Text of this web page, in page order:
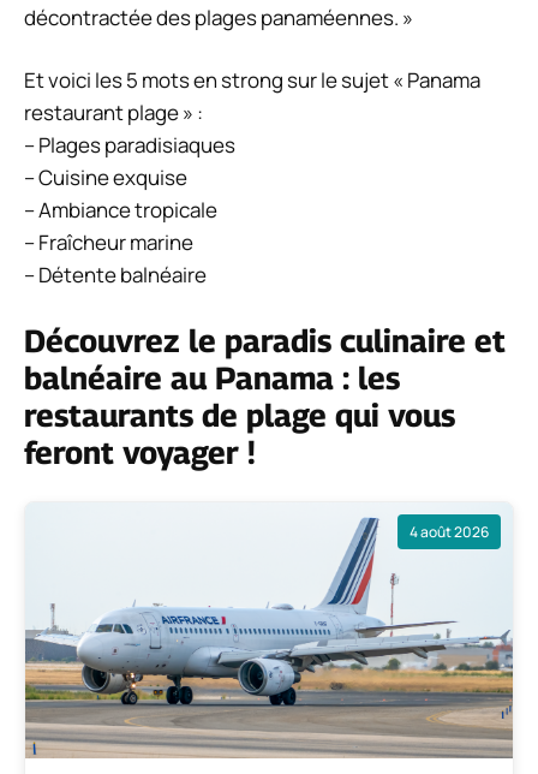
décontractée des plages panaméennes. »
Et voici les 5 mots en strong sur le sujet « Panama
restaurant plage » :
– Plages paradisiaques
– Cuisine exquise
– Ambiance tropicale
– Fraîcheur marine
– Détente balnéaire
Découvrez le paradis culinaire et
balnéaire au Panama : les
restaurants de plage qui vous
feront voyager !
4 août 2026